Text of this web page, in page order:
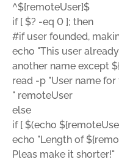
^${remoteUser}$
if [ $? -eq 0 ]; then
#if user founded,
echo "This user
another name except
read -p "User name
" remoteUser
else
if [ $(echo
echo "Length of
Pleas make it shorter!"